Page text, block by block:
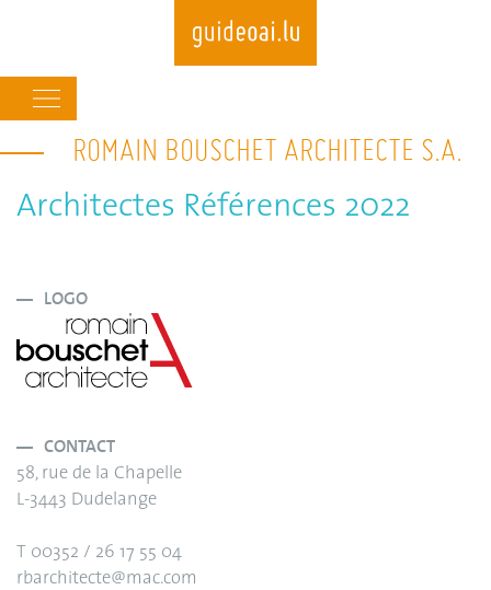
Skip
to
content
navigation
ROMAIN BOUSCHET ARCHITECTE S.A.
Architectes Références 2022
LOGO
CONTACT
58, rue de la Chapelle
L-3443 Dudelange
T 00352 / 26 17 55 04
rbarchitecte@mac.com